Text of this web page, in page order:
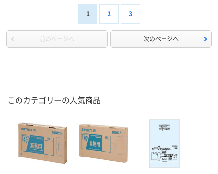
1 2 3
前のページへ 次のページへ
このカテゴリーの人気商品